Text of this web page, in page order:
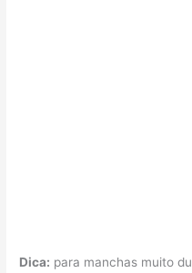
Dica: para manchas muito